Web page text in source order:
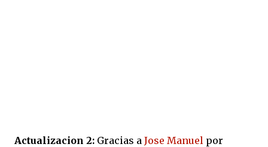
Actualizacion 2: Gracias a Jose Manuel por